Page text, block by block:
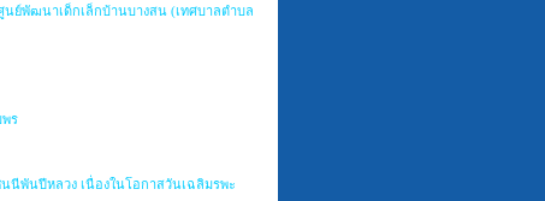
นย์พัฒนาเด็กเล็กบ้านบางสน (เทศบาลตำบล
พร
นีพันปีหลวง เนื่องในโอกาสวันเฉลิมรพะ